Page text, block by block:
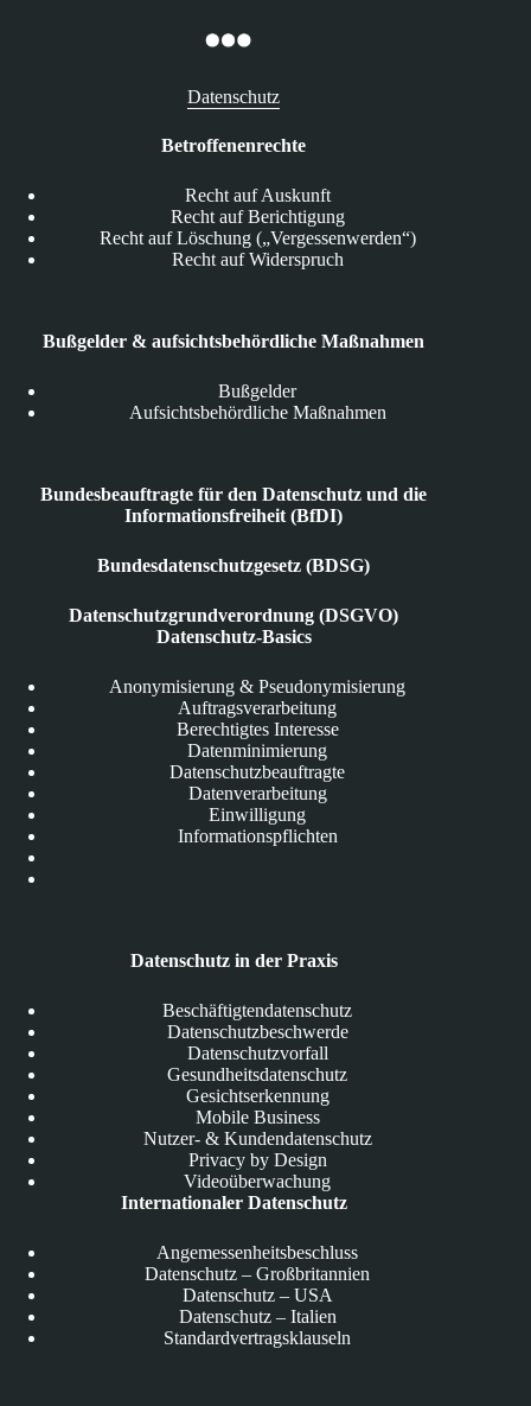
Datenschutz
Betroffenenrechte
Recht auf Auskunft
Recht auf Berichtigung
Recht auf Löschung („Vergessenwerden“)
Recht auf Widerspruch
Bußgelder & aufsichtsbehördliche Maßnahmen
Bußgelder
Aufsichtsbehördliche Maßnahmen
Bundesbeauftragte für den Datenschutz und die
Informationsfreiheit (BfDI)
Bundesdatenschutzgesetz (BDSG)
Datenschutzgrundverordnung (DSGVO)
Datenschutz-Basics
Anonymisierung & Pseudonymisierung
Auftragsverarbeitung
Berechtigtes Interesse
Datenminimierung
Datenschutzbeauftragte
Datenverarbeitung
Einwilligung
Informationspflichten
Datenschutz in der Praxis
Beschäftigtendatenschutz
Datenschutzbeschwerde
Datenschutzvorfall
Gesundheitsdatenschutz
Gesichtserkennung
Mobile Business
Nutzer- & Kundendatenschutz
Privacy by Design
Videoüberwachung
Internationaler Datenschutz
Angemessenheitsbeschluss
Datenschutz – Großbritannien
Datenschutz – USA
Datenschutz – Italien
Standardvertragsklauseln